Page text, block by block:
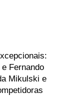
Fernando
Mikulski e